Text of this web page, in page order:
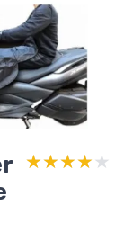
★★★★★
★★★★★